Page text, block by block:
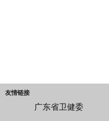
友情链接
广东省卫健委